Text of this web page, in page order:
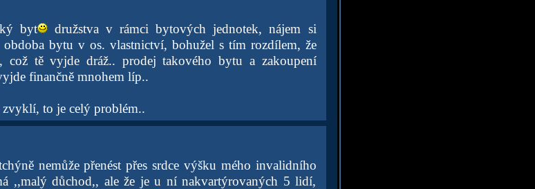
byt
družstva v rámci bytových jednotek, nájem si
bytu v os. vlastnictví, bohužel s tím rozdílem, že
což tě vyjde dráž.. prodej takového bytu a zakoupení
finančně mnohem líp..
zvyklí, to je celý problém..
nemůže přenést přes srdce výšku mého invalidního
,,malý důchod,, ale že je u ní nakvartýrovaných 5 lidí,